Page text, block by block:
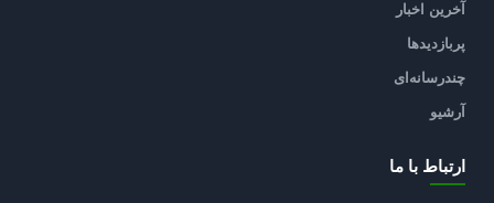
آخرین اخبار
پربازدیدها
چندرسانه‌ای
آرشیو
ارتباط با ما